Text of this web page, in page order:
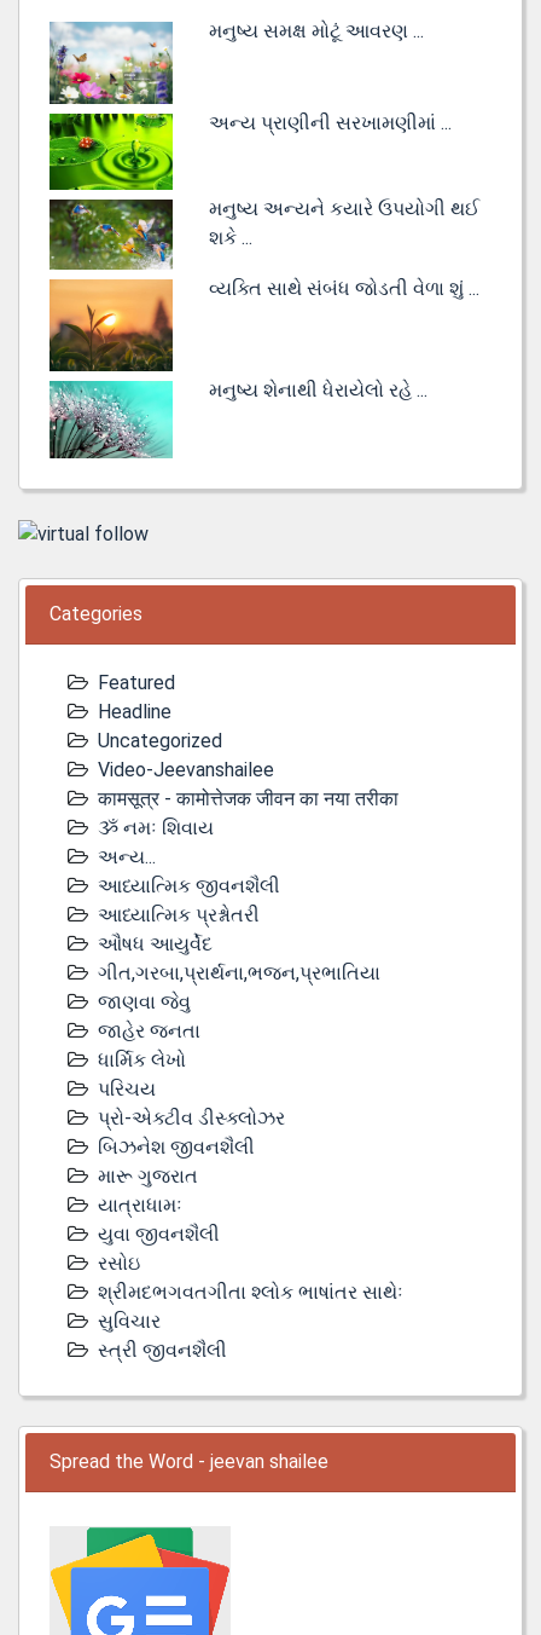
મનુષ્ય સમક્ષ મોટૂં આવરણ ...
અન્ય પ્રાણીની સરખામણીમાં ...
મનુષ્ય અન્યને કયારે ઉપયોગી થઈ
શકે ...
વ્યક્તિ સાથે સંબંધ જોડતી વેળા શું ...
મનુષ્ય શેનાથી ધેરાયેલો રહે ...
Categories
Featured
Headline
Uncategorized
Video-Jeevanshailee
कामसूत्र - कामोत्तेजक जीवन का नया तरीका
ૐ નમઃ શિવાય
અન્ય...
આધ્યાત્મિક જીવનશૈલી
આધ્યાત્મિક પ્રશ્નોતરી
ઔષધ આયુર્વેદ
ગીત,ગરબા,પ્રાર્થના,ભજન,પ્રભાતિયા
જાણવા જેવુ
જાહેર જનતા
ધાર્મિક લેખો
પરિચય
પ્રો-એક્ટીવ ડીસ્‍ક્લોઝર
બિઝનેશ જીવનશૈલી
મારૂ ગુજરાત
યાત્રાધામઃ
યુવા જીવનશૈલી
રસોઇ
શ્રીમદભગવતગીતા શ્લોક ભાષાંતર સાથેઃ
સુવિચાર
સ્ત્રી જીવનશૈલી
Spread the Word - jeevan shailee